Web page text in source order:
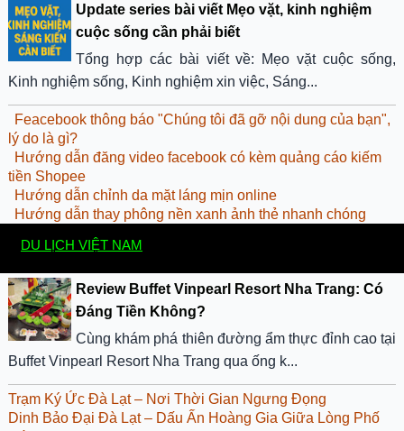
Update series bài viết Mẹo vặt, kinh nghiệm
cuộc sống cần phải biết
Tổng hợp các bài viết về: Mẹo vặt cuộc sống,
Kinh nghiệm sống, Kinh nghiệm xin việc, Sáng...
Feacebook thông báo "Chúng tôi đã gỡ nội dung của bạn",
lý do là gì?
Hướng dẫn đăng video facebook có kèm quảng cáo kiếm
tiền Shopee
Hướng dẫn chỉnh da mặt láng mịn online
Hướng dẫn thay phông nền xanh ảnh thẻ nhanh chóng
DU LỊCH VIỆT NAM
Review Buffet Vinpearl Resort Nha Trang: Có
Đáng Tiền Không?
Cùng khám phá thiên đường ẩm thực đỉnh cao tại
Buffet Vinpearl Resort Nha Trang qua ống k...
Trạm Ký Ức Đà Lạt – Nơi Thời Gian Ngưng Đọng
Dinh Bảo Đại Đà Lạt – Dấu Ấn Hoàng Gia Giữa Lòng Phố